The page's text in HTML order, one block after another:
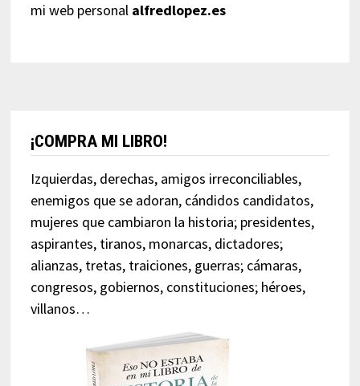
mi web personal alfredlopez.es
¡COMPRA MI LIBRO!
Izquierdas, derechas, amigos irreconciliables,
enemigos que se adoran, cándidos candidatos,
mujeres que cambiaron la historia; presidentes,
aspirantes, tiranos, monarcas, dictadores;
alianzas, tretas, traiciones, guerras; cámaras,
congresos, gobiernos, constituciones; héroes,
villanos…